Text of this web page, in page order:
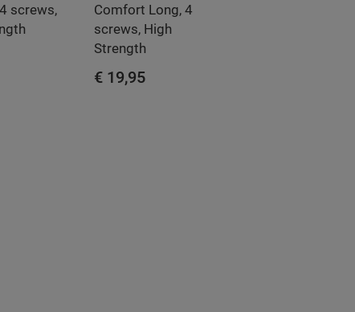
screws,
Comfort Long, 4
screws, High
Strength
€ 19,95